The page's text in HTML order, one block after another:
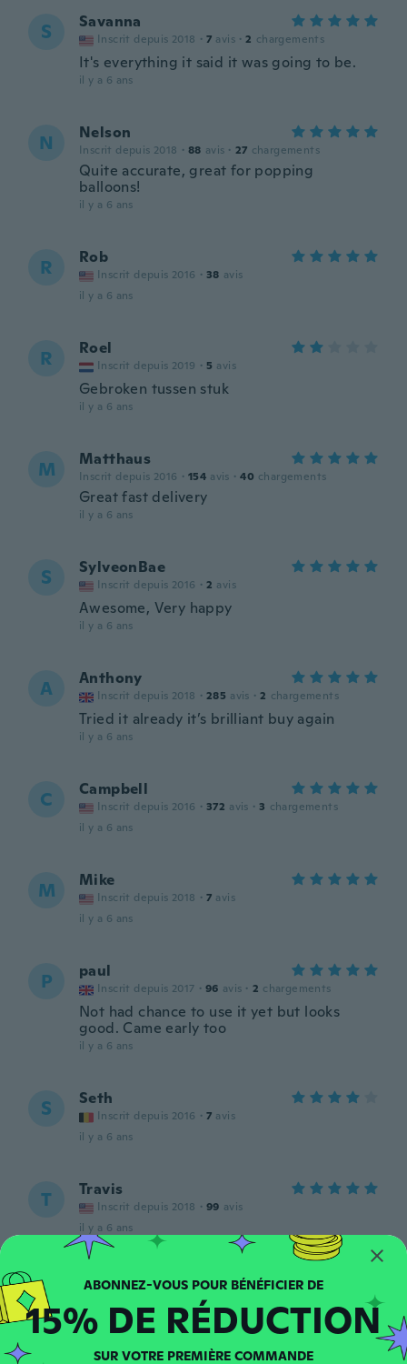
S Savanna
Inscrit depuis 2018 · 7 avis · 2 chargements
It's everything it said it was going to be.
il y a 6 ans
N Nelson
Inscrit depuis 2018 · 88 avis · 27 chargements
Quite accurate, great for popping
balloons!
il y a 6 ans
R Rob
Inscrit depuis 2016 · 38 avis
il y a 6 ans
R Roel
Inscrit depuis 2019 · 5 avis
Gebroken tussen stuk
il y a 6 ans
M Matthaus
Inscrit depuis 2016 · 154 avis · 40 chargements
Great fast delivery
il y a 6 ans
S SylveonBae
Inscrit depuis 2016 · 2 avis
Awesome, Very happy
il y a 6 ans
A Anthony
Inscrit depuis 2018 · 285 avis · 2 chargements
Tried it already it’s brilliant buy again
il y a 6 ans
C Campbell
Inscrit depuis 2016 · 372 avis · 3 chargements
il y a 6 ans
M Mike
Inscrit depuis 2018 · 7 avis
il y a 6 ans
P paul
Inscrit depuis 2017 · 96 avis · 2 chargements
Not had chance to use it yet but looks
good. Came early too
il y a 6 ans
S Seth
Inscrit depuis 2016 · 7 avis
il y a 6 ans
T Travis
Inscrit depuis 2018 · 99 avis
il y a 6 ans
B barry
83 avis
il y a 6 ans
15% DE RÉDUCTION
SUR VOTRE PREMIÈRE COMMANDE